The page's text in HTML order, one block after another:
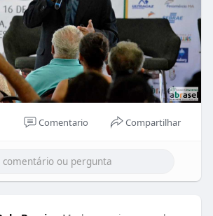
Comentario Compartilhar